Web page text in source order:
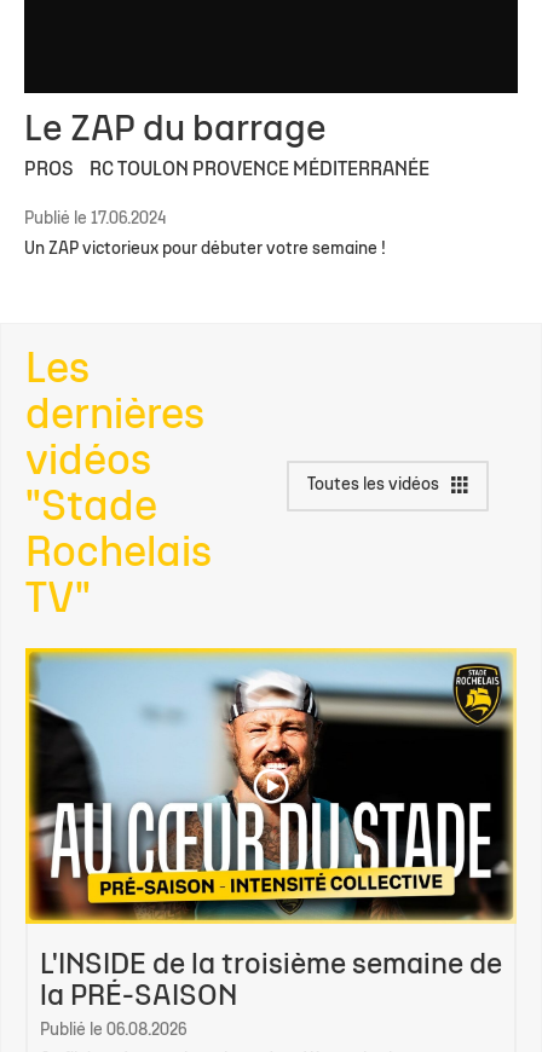
Le ZAP du barrage
PROS RC TOULON PROVENCE MÉDITERRANÉE
Publié le 17.06.2024
Un ZAP victorieux pour débuter votre semaine !
Les
dernières
vidéos
"Stade
Rochelais
TV"
Toutes les vidéos
L'INSIDE de la troisième semaine de
la PRÉ-SAISON
Publié le 06.08.2026